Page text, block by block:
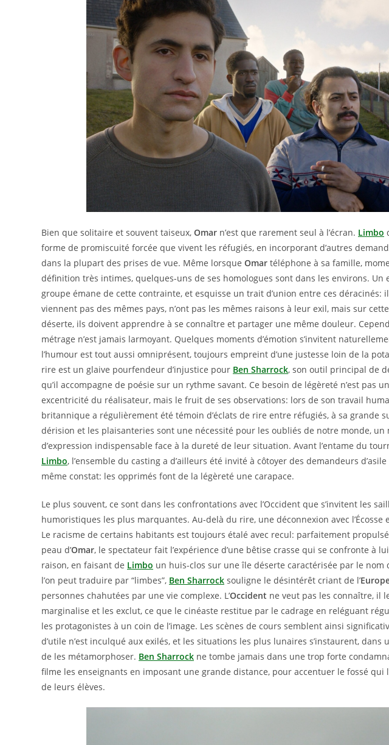
Bien que solitaire et souvent taiseux, Omar n’est que rarement seul à l’écran. Limbo
forme de promiscuité forcée que vivent les réfugiés, en incorporant d’autres
dans la plupart des prises de vue. Même lorsque Omar téléphone à sa famille,
définition très intimes, quelques-uns de ses homologues sont dans les environs. Un
groupe émane de cette contrainte, et esquisse un trait d’union entre ces déracinés:
viennent pas des mêmes pays, n’ont pas les mêmes raisons à leur exil, mais sur
déserte, ils doivent apprendre à se connaître et partager une même douleur.
métrage n’est jamais larmoyant. Quelques moments d’émotion s’invitent
l’humour est tout aussi omniprésent, toujours empreint d’une justesse loin de la
rire est un glaive pourfendeur d’injustice pour Ben Sharrock, son outil principal de
qu’il accompagne de poésie sur un rythme savant. Ce besoin de légèreté n’est pas
excentricité du réalisateur, mais le fruit de ses observations: lors de son travail
britannique a régulièrement été témoin d’éclats de rire entre réfugiés, à sa grande
dérision et les plaisanteries sont une nécessité pour les oubliés de notre monde, un
d’expression indispensable face à la dureté de leur situation. Avant l’entame du
Limbo, l’ensemble du casting a d’ailleurs été invité à côtoyer des demandeurs
même constat: les opprimés font de la légèreté une carapace.
Le plus souvent, ce sont dans les confrontations avec l’Occident que s’invitent les
humoristiques les plus marquantes. Au-delà du rire, une déconnexion avec l’Écosse
Le racisme de certains habitants est toujours étalé avec recul: parfaitement
peau d’Omar, le spectateur fait l’expérience d’une bêtise crasse qui se confronte à
raison, en faisant de Limbo un huis-clos sur une île déserte caractérisée par le nom
l’on peut traduire par “limbes”, Ben Sharrock souligne le désintérêt criant de l’
personnes chahutées par une vie complexe. L’Occident ne veut pas les connaître, il
marginalise et les exclut, ce que le cinéaste restitue par le cadrage en reléguant
les protagonistes à un coin de l’image. Les scènes de cours semblent ainsi
d’utile n’est inculqué aux exilés, et les situations les plus lunaires s’instaurent, dans
de les métamorphoser. Ben Sharrock ne tombe jamais dans une trop forte
filme les enseignants en imposant une grande distance, pour accentuer le fossé qui
de leurs élèves.